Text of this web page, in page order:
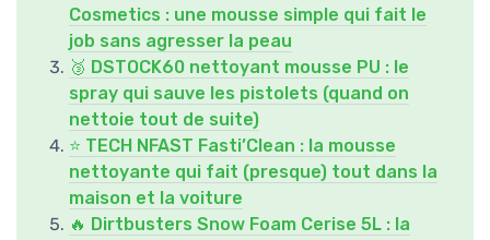
Cosmetics : une mousse simple qui fait le
job sans agresser la peau
🥉 DSTOCK60 nettoyant mousse PU : le
spray qui sauve les pistolets (quand on
nettoie tout de suite)
⭐ TECH NFAST Fasti’Clean : la mousse
nettoyante qui fait (presque) tout dans la
maison et la voiture
🔥 Dirtbusters Snow Foam Cerise 5L : la